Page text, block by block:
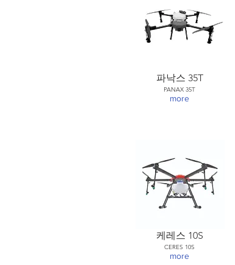
파낙스 35T
PANAX 35T
more
케레스 10S
CERES 10S
more